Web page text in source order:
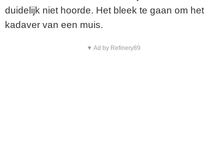
duidelijk niet hoorde. Het bleek te gaan om het
kadaver van een muis.
▼ Ad by Refinery89